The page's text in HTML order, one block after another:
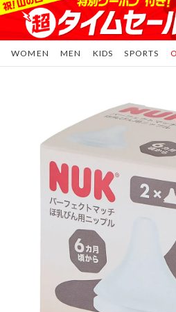
WOMEN MEN KIDS SPORTS